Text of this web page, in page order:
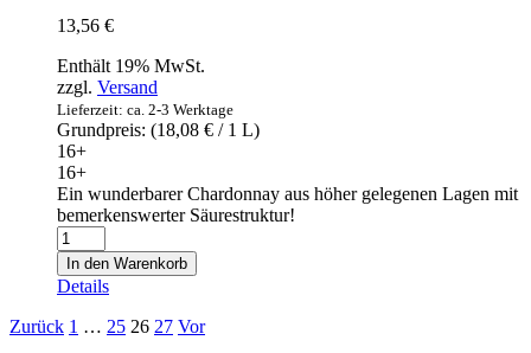
13,56 €
Enthält 19% MwSt.
zzgl. Versand
Lieferzeit: ca. 2-3 Werktage
Grundpreis: (18,08 € / 1 L)
16+
16+
Ein wunderbarer Chardonnay aus höher gelegenen Lagen mit
bemerkenswerter Säurestruktur!
Weißwein
Ochoymedio
Chardonnay
2019
0,75l
Menge
In den Warenkorb
Details
Zurück 1 … 25 26 27 Vor